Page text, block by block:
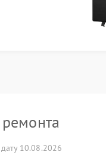
10.08.2026